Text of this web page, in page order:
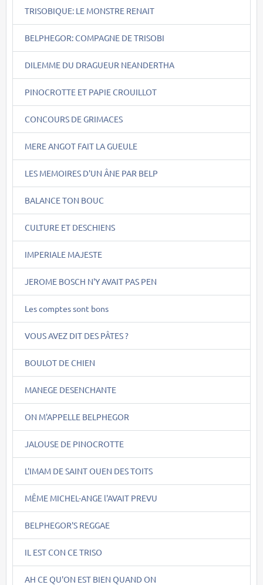
TRISOBIQUE: LE MONSTRE RENAIT
BELPHEGOR: COMPAGNE DE TRISOBI
DILEMME DU DRAGUEUR NEANDERTHA
PINOCROTTE ET PAPIE CROUILLOT
CONCOURS DE GRIMACES
MERE ANGOT FAIT LA GUEULE
LES MEMOIRES D'UN ÂNE PAR BELP
BALANCE TON BOUC
CULTURE ET DESCHIENS
IMPERIALE MAJESTE
JEROME BOSCH N'Y AVAIT PAS PEN
Les comptes sont bons
VOUS AVEZ DIT DES PÂTES ?
BOULOT DE CHIEN
MANEGE DESENCHANTE
ON M'APPELLE BELPHEGOR
JALOUSE DE PINOCROTTE
L'IMAM DE SAINT OUEN DES TOITS
MÊME MICHEL-ANGE l'AVAIT PREVU
BELPHEGOR'S REGGAE
IL EST CON CE TRISO
AH CE QU'ON EST BIEN QUAND ON